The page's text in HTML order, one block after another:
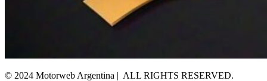
© 2024 Motorweb Argentina | ALL RIGHTS RESERVED.